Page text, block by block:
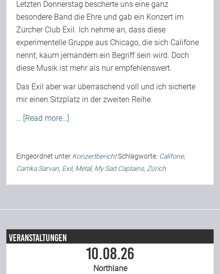
Weitere Berichte
Bild-Archiv
Rezensionen
Musik
Backstage
Team
Letzten Donnerstag bescherte uns eine ganz
besondere Band die Ehre und gab ein Konzert im
Zürcher Club Exil. Ich nehme an, dass diese
experimentelle Gruppe aus Chicago, die sich Califone
nennt, kaum jemandem ein Begriff sein wird. Doch
diese Musik ist mehr als nur empfehlenswert.
Das Exil aber war überraschend voll und ich sicherte
mir einen Sitzplatz in der zweiten Reihe.
… [Read more…]
Eingeordnet unter KonzertberichtSchlagworte: Califone,
Camka Sarvan, Exil, Metal, My Sad Captains, Zürich
Veranstaltungen
10.08.26
Northlane